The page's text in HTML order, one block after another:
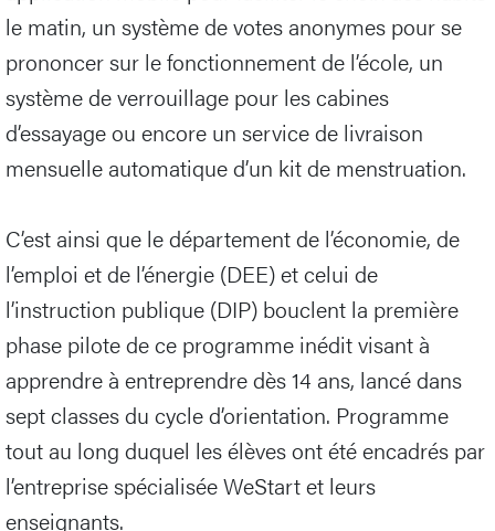
le matin, un système de votes anonymes pour se
prononcer sur le fonctionnement de l’école, un
système de verrouillage pour les cabines
d’essayage ou encore un service de livraison
mensuelle automatique d’un kit de menstruation.
C’est ainsi que le département de l’économie, de
l’emploi et de l’énergie (DEE) et celui de
l’instruction publique (DIP) bouclent la première
phase pilote de ce programme inédit visant à
apprendre à entreprendre dès 14 ans, lancé dans
sept classes du cycle d’orientation. Programme
tout au long duquel les élèves ont été encadrés par
l’entreprise spécialisée WeStart et leurs
enseignants.